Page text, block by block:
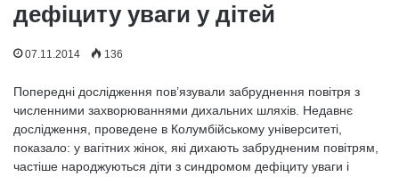
дефіциту уваги у дітей
07.11.2014 136
Попередні дослідження пов’язували забруднення повітря з
численними захворюваннями дихальних шляхів. Недавнє
дослідження, проведене в Колумбійському університеті,
показало: у вагітних жінок, які дихають забрудненим повітрям,
частіше народжуються діти з синдромом дефіциту уваги і